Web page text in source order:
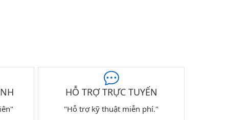
HỖ TRỢ TRỰC TUYẾN
"Hỗ trợ kỹ thuật miễn phí."